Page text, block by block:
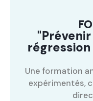
Une formation
expérimentés,